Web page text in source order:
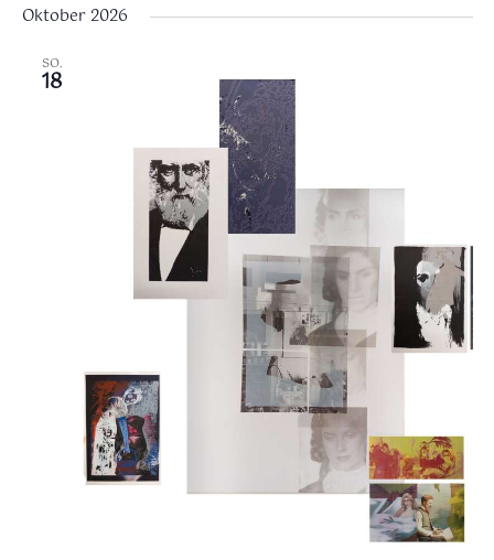
Oktober 2026
SO.
18